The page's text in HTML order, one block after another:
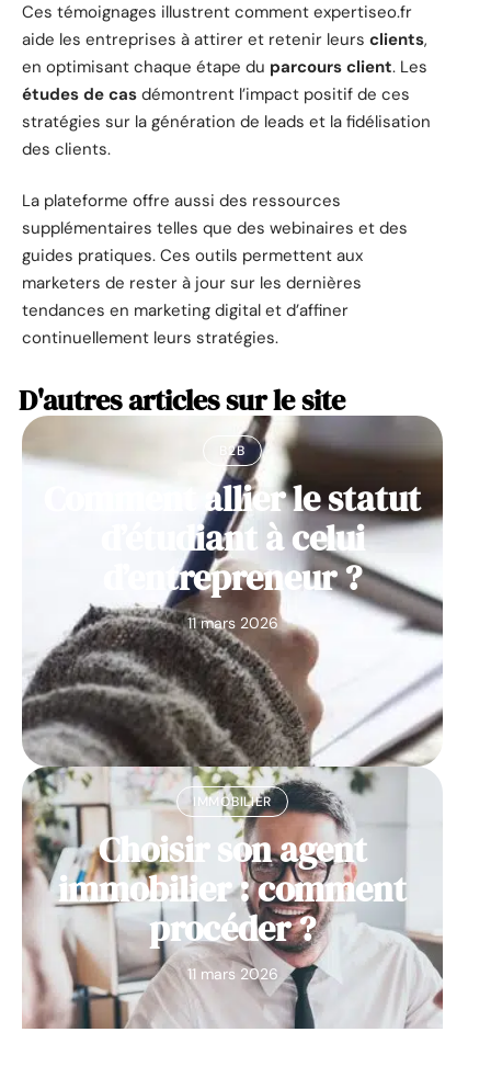
Ces témoignages illustrent comment expertiseo.fr
aide les entreprises à attirer et retenir leurs clients,
en optimisant chaque étape du parcours client. Les
études de cas démontrent l’impact positif de ces
stratégies sur la génération de leads et la fidélisation
des clients.
La plateforme offre aussi des ressources
supplémentaires telles que des webinaires et des
guides pratiques. Ces outils permettent aux
marketers de rester à jour sur les dernières
tendances en marketing digital et d’affiner
continuellement leurs stratégies.
D'autres articles sur le site
B2B
Comment allier le statut
d’étudiant à celui
d’entrepreneur ?
11 mars 2026
IMMOBILIER
Choisir son agent
immobilier : comment
procéder ?
11 mars 2026